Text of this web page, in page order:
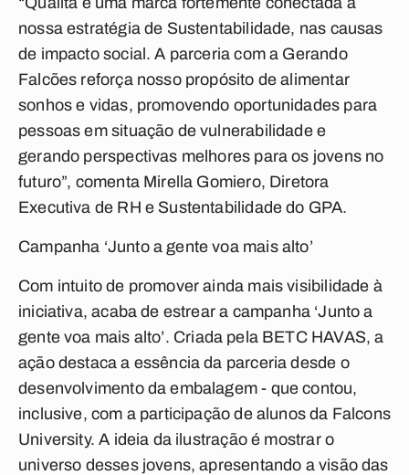
nossa estratégia de Sustentabilidade, nas causas
de impacto social. A parceria com a Gerando
Falcões reforça nosso propósito de alimentar
sonhos e vidas, promovendo oportunidades para
pessoas em situação de vulnerabilidade e
gerando perspectivas melhores para os jovens no
futuro”, comenta Mirella Gomiero, Diretora
Executiva de RH e Sustentabilidade do GPA.
Campanha ‘Junto a gente voa mais alto’
Com intuito de promover ainda mais visibilidade à
iniciativa, acaba de estrear a campanha ‘Junto a
gente voa mais alto’. Criada pela BETC HAVAS, a
ação destaca a essência da parceria desde o
desenvolvimento da embalagem - que contou,
inclusive, com a participação de alunos da Falcons
University. A ideia da ilustração é mostrar o
universo desses jovens, apresentando a visão das